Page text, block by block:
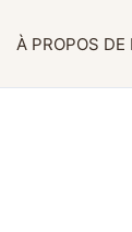
À PROPOS DE